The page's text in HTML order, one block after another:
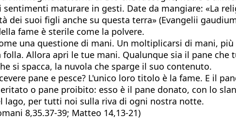
maturare in gesti. Date da mangiare: «La
dei suoi figli anche su questa terra» (Evangelii
fame è sterile come la polvere.
una questione di mani. Un moltiplicarsi di mani,
Allora apri le tue mani. Qualunque sia il pane
si spacca, la nuvola che sparge il suo contenuto.
pane e pesce? L'unico loro titolo è la fame. E il
o pane proibito: esso è il pane donato, con lo
lago, per tutti noi sulla riva di ogni nostra notte.
8,35.37-39; Matteo 14,13-21)